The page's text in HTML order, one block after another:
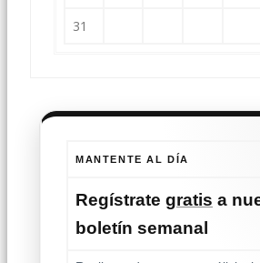
31
MANTENTE AL DÍA
Regístrate gratis a
boletín semanal